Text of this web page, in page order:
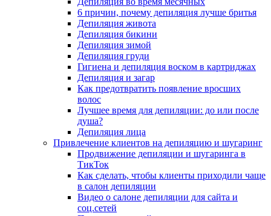
6 причин, почему депиляция лучше бритья
Депиляция живота
Депиляция бикини
Депиляция зимой
Депиляция груди
Гигиена и депиляция воском в картриджах
Депиляция и загар
Как предотвратить появление вросших
волос
Лучшее время для депиляции: до или после
душа?
Депиляция лица
Привлечение клиентов на депиляцию и шугаринг
Продвижение депиляции и шугаринга в
ТикТок
Как сделать, чтобы клиенты приходили чаще
в салон депиляции
Видео о салоне депиляции для сайта и
соц.сетей